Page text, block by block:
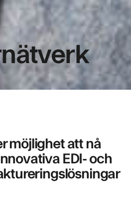
möjlighet att nå
EDI- och